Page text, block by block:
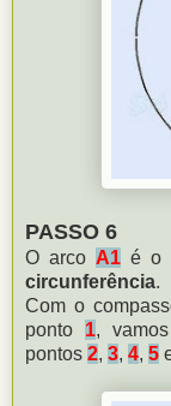
PASSO 6
O arco A1é o
circunferência.
Com o
ponto 1,
pontos 2, 3, 4, 5